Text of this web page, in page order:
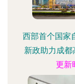
西部首个国家
新政助力成
更新